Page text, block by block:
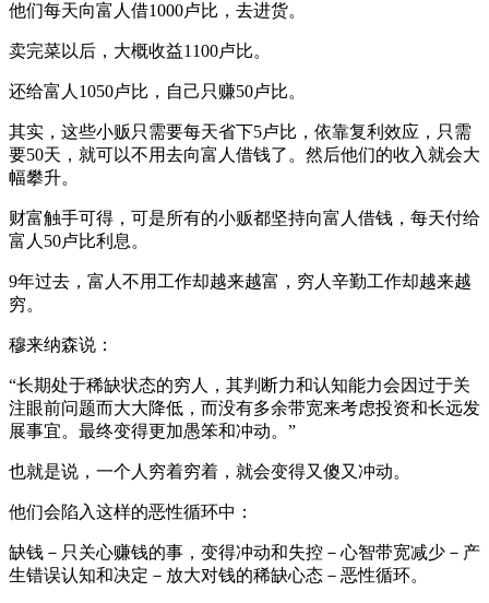
他们每天向富人借1000卢比，去进货。
卖完菜以后，大概收益1100卢比。
还给富人1050卢比，自己只赚50卢比。
其实，这些小贩只需要每天省下5卢比，依靠复利效应，只需
要50天，就可以不用去向富人借钱了。然后他们的收入就会大
幅攀升。
财富触手可得，可是所有的小贩都坚持向富人借钱，每天付给
富人50卢比利息。
9年过去，富人不用工作却越来越富，穷人辛勤工作却越来越
穷。
穆来纳森说：
“长期处于稀缺状态的穷人，其判断力和认知能力会因过于关
注眼前问题而大大降低，而没有多余带宽来考虑投资和长远发
展事宜。最终变得更加愚笨和冲动。”
也就是说，一个人穷着穷着，就会变得又傻又冲动。
他们会陷入这样的恶性循环中：
缺钱－只关心赚钱的事，变得冲动和失控－心智带宽减少－产
生错误认知和决定－放大对钱的稀缺心态－恶性循环。